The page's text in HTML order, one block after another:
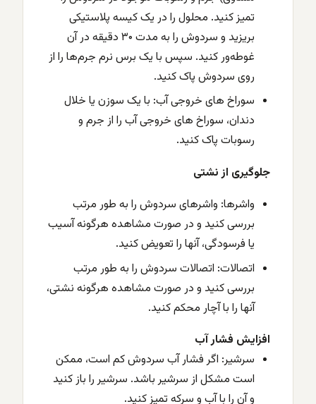
تمیز کنید. محلول را در یک کیسه پلاستیکی
بریزید و سردوش را به مدت ۳۰ دقیقه در آن
غوطه‌ور کنید. سپس با یک برس نرم جرم‌ها را از
روی سردوش پاک کنید.
سوراخ های خروجی آب: با یک سوزن یا خلال
دندان، سوراخ های خروجی آب را از جرم و
رسوبات پاک کنید.
جلوگیری از نشتی
واشرها: واشرهای سردوش را به طور مرتب
بررسی کنید و در صورت مشاهده هرگونه آسیب
یا فرسودگی، آنها را تعویض کنید.
اتصالات: اتصالات سردوش را به طور مرتب
بررسی کنید و در صورت مشاهده هرگونه نشتی،
آنها را با آچار محکم کنید.
افزایش فشار آب
سرشیر: اگر فشار آب سردوش کم است، ممکن
است مشکل از سرشیر باشد. سرشیر را باز کنید
و آن را با آب و سرکه تمیز کنید.